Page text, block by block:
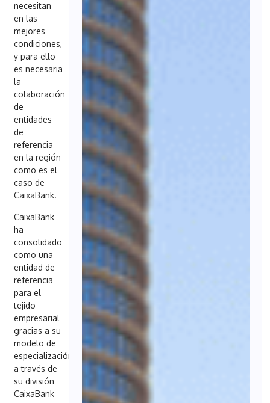
necesitan
en las
mejores
condiciones,
y para ello
es necesaria
la
colaboración
de
entidades
de
referencia
en la región
como es el
caso de
CaixaBank.
CaixaBank
ha
consolidado
como una
entidad de
referencia
para el
tejido
empresarial
gracias a su
modelo de
especialización
a través de
su división
CaixaBank